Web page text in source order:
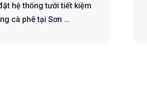
hệ thống tưới tiết kiệm
cà phê tại Sơn ...